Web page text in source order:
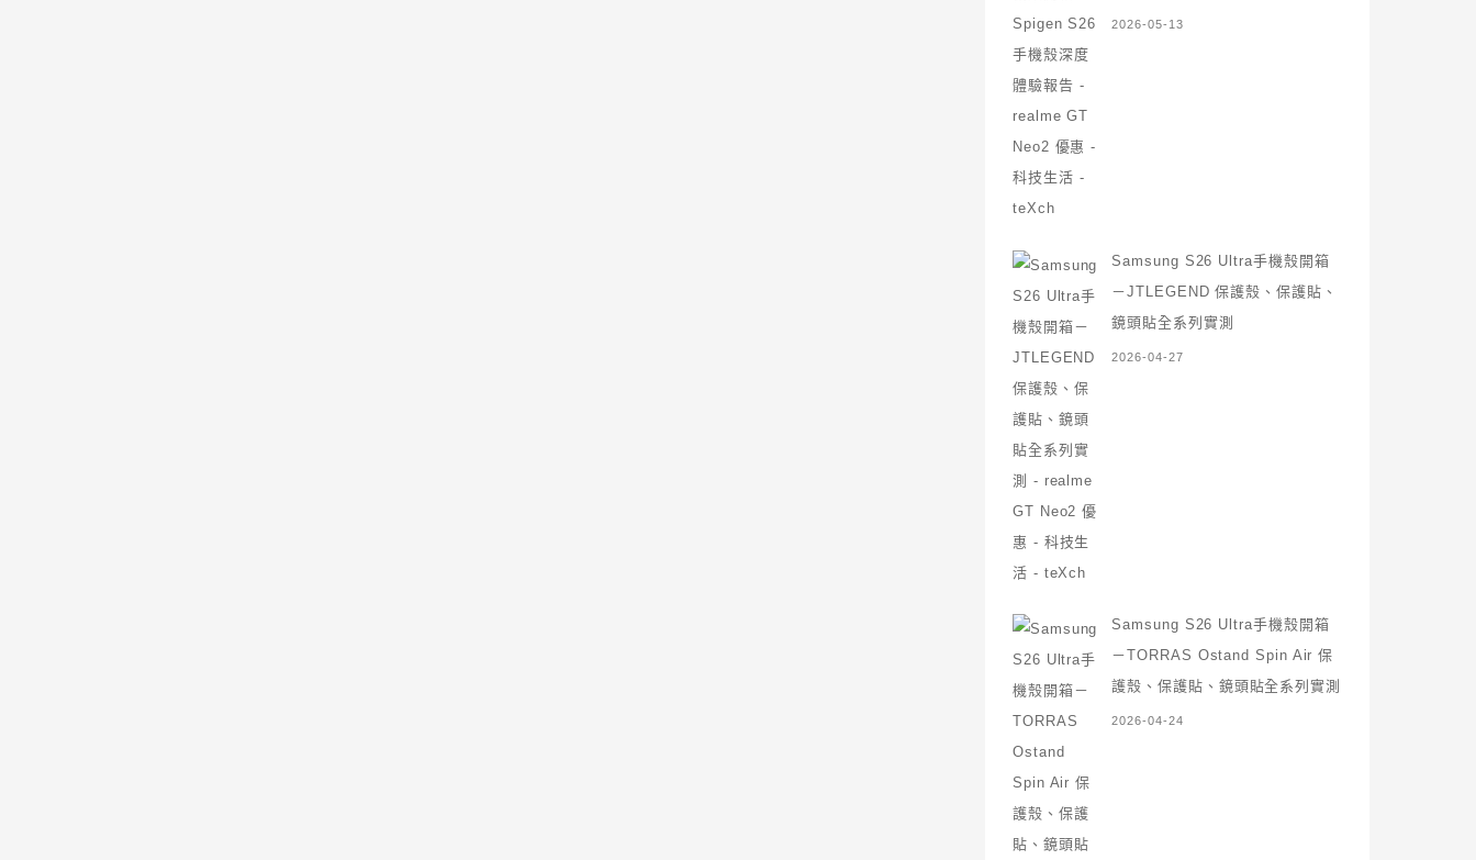
2026-05-13
Samsung S26 Ultra手機殼開箱
－JTLEGEND 保護殼、保護貼、
鏡頭貼全系列實測
2026-04-27
Samsung S26 Ultra手機殼開箱
－TORRAS Ostand Spin Air 保
護殼、保護貼、鏡頭貼全系列實測
2026-04-24